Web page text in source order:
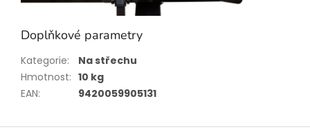
Doplňkové parametry
Kategorie:
Na střechu
Hmotnost: 10 kg
EAN: 9420059905131